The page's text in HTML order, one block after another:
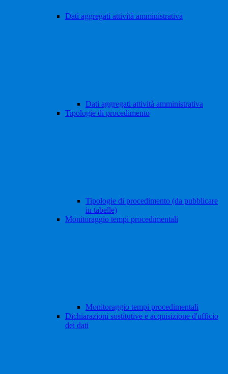
Dati aggregati attività amministrativa
Dati aggregati attività amministrativa
Tipologie di procedimento
Tipologie di procedimento (da pubblicare
in tabelle)
Monitoraggio tempi procedimentali
Monitoraggio tempi procedimentali
Dichiarazioni sostitutive e acquisizione d'ufficio
dei dati